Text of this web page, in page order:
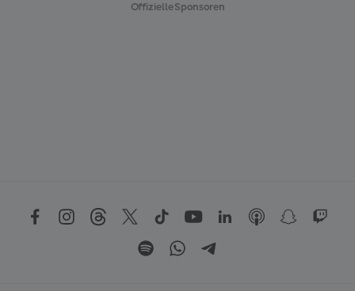
Offizielle Sponsoren